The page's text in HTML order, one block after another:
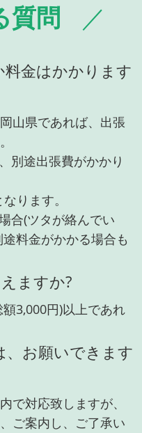
質問
金はかかります
山県であれば、出張
別途出張費がかかり
ります。
合(ツタが絡んでい
料金がかかる場合も
ますか?
3,000円)以上であれ
、お願いできます
で対応致しますが、
ご案内し、ご了承い